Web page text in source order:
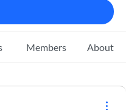
Members About